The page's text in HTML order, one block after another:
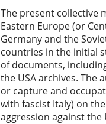
The present collective
Eastern Europe (or
Germany and the
countries in the initial
of documents,
the USA archives. The
or capture and
with fascist Italy) on
aggression against the